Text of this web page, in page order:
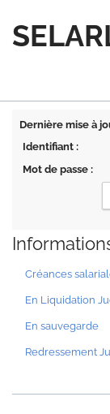
Dernière mise à
Identifiant :
Mot de passe :
Créances
En Liquidation
En sauvegarde
Redressement